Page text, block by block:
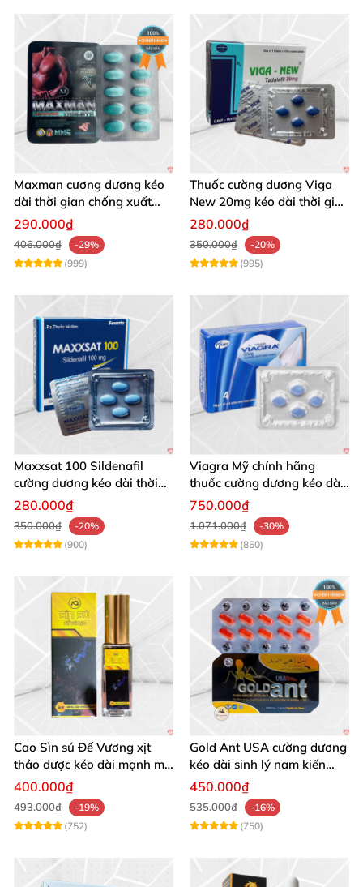
Maxman cương dương kéo
dài thời gian chống xuất
tinh sớm hộp 10 viên
290.000₫
406.000₫
-29%
(999)
Thuốc cường dương Viga
New 20mg kéo dài thời gian
chống xuất tinh
280.000₫
350.000₫
-20%
(995)
Maxxsat 100 Sildenafil
cường dương kéo dài thời
gian
280.000₫
350.000₫
-20%
(900)
Viagra Mỹ chính hãng
thuốc cường dương kéo dài
thời gian nam
750.000₫
1.071.000₫
-30%
(850)
Cao Sìn sú Đế Vương xịt
thảo dược kéo dài mạnh mẽ
chính hãng
400.000₫
493.000₫
-19%
(752)
Gold Ant USA cường dương
kéo dài sinh lý nam kiến
vàng đen
450.000₫
535.000₫
-16%
(750)